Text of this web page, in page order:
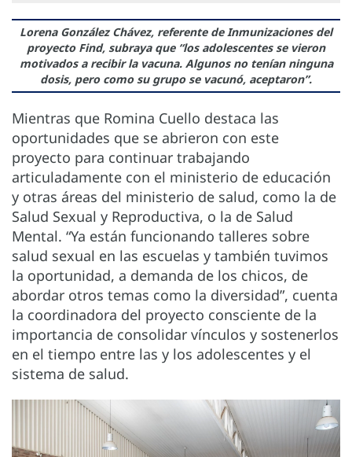
Lorena González Chávez, referente de Inmunizaciones del
proyecto Find, subraya que “los adolescentes se vieron
motivados a recibir la vacuna. Algunos no tenían ninguna
dosis, pero como su grupo se vacunó, aceptaron”.
Mientras que Romina Cuello destaca las
oportunidades que se abrieron con este
proyecto para continuar trabajando
articuladamente con el ministerio de educación
y otras áreas del ministerio de salud, como la de
Salud Sexual y Reproductiva, o la de Salud
Mental. “Ya están funcionando talleres sobre
salud sexual en las escuelas y también tuvimos
la oportunidad, a demanda de los chicos, de
abordar otros temas como la diversidad”, cuenta
la coordinadora del proyecto consciente de la
importancia de consolidar vínculos y sostenerlos
en el tiempo entre las y los adolescentes y el
sistema de salud.